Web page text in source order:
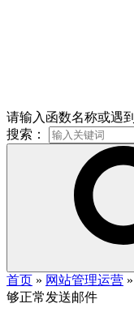
请输入函数名称或遇
搜索：
首页 » 网站管理运营 »
够正常发送邮件